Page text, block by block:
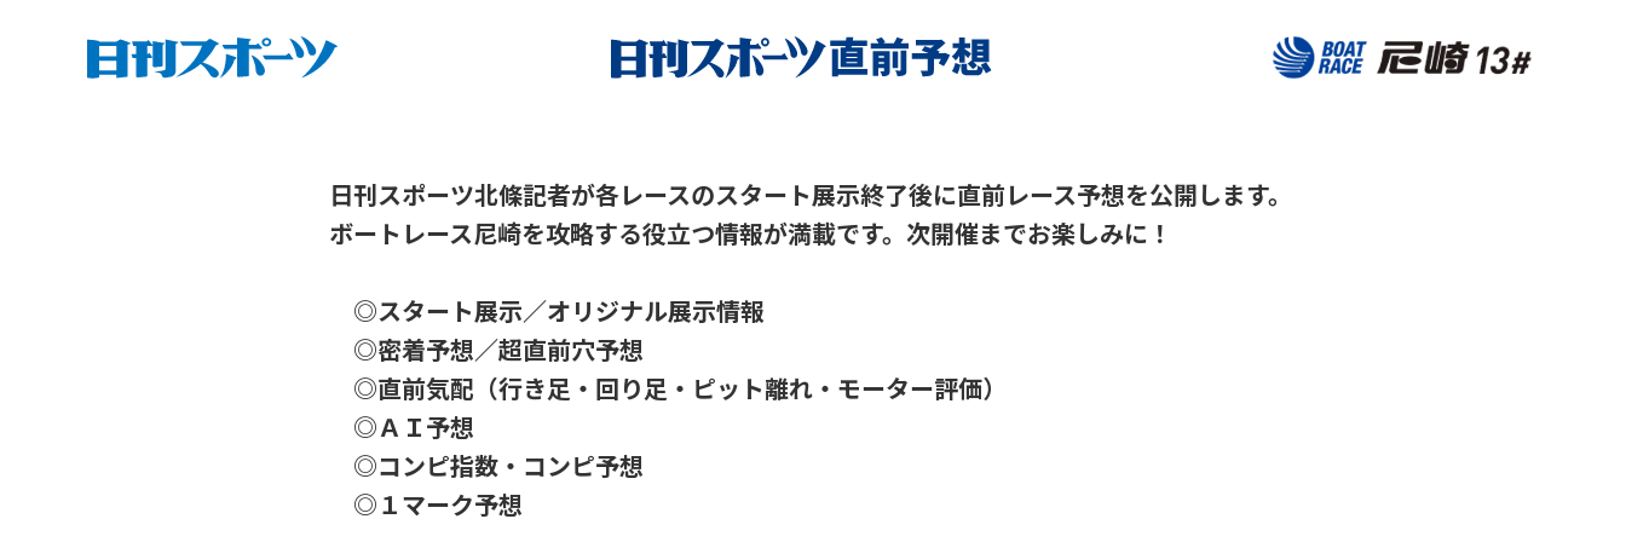
日刊スポーツ北條記者が各レースのスタート展示終了後に直前レース予想を公開します。
ボートレース尼崎を攻略する役立つ情報が満載です。次開催までお楽しみに！
◎スタート展示／オリジナル展示情報
◎密着予想／超直前穴予想
◎直前気配（行き足・回り足・ピット離れ・モーター評価）
◎ＡＩ予想
◎コンピ指数・コンピ予想
◎１マーク予想